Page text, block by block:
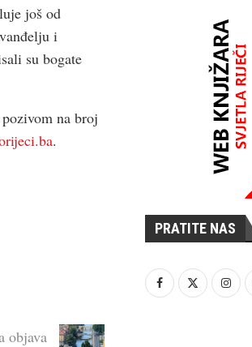
još od
i
su bogate
na broj
.
objava
PRATITE NAS